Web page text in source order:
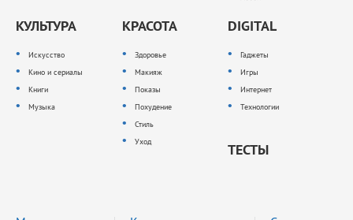
КУЛЬТУРА
Искусство
Кино и сериалы
Книги
Музыка
КРАСОТА
Здоровье
Макияж
Показы
Похудение
Стиль
Уход
DIGITAL
Гаджеты
Игры
Интернет
Технологии
ТЕСТЫ